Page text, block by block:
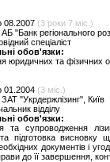
08.2007 (3 роки 7 міс.)
АБ "Банк регіонального
спеціаліст
обов'язки:
юридичних та фізичних
01.2004 (3 міс.)
ЗАТ "Укрдержлізинг", Київ
відділу
обов'язки:
та супроводження
підготовка висновку
документів і
до її завершення,